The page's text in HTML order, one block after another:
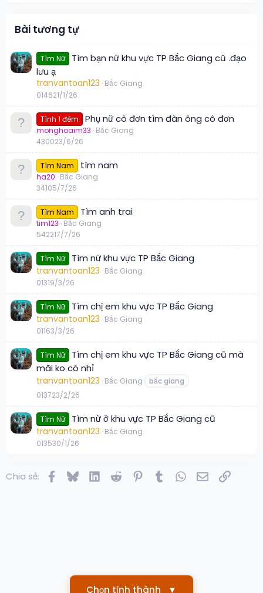
Bài tương tự
Tìm Nữ
Tìm bạn nữ khu vực TP Bắc Giang cũ .đạo
lưu ạ
tranvantoan123 Bắc Giang
014621/1/26
Tình 1 đêm Phụ nữ cô đơn tìm đàn ông cô đơn
monghoaim33 Bắc Giang
430023/6/26
Tìm Nam tìm nam
ha20 Bắc Giang
34105/7/26
Tìm Nam Tìm anh trai
tim123 Bắc Giang
542217/7/26
Tìm Nữ Tìm nữ khu vực TP Bắc Giang
tranvantoan123 Bắc Giang
01319/3/26
Tìm Nữ Tìm chị em khu vực TP Bắc Giang
tranvantoan123 Bắc Giang
01163/3/26
Tìm Nữ
Tìm chị em khu vực TP Bắc Giang cũ mà
mãi ko có nhỉ
tranvantoan123 Bắc Giang
bắc giang
013723/2/26
Tìm Nữ Tìm nữ ở khu vực TP Bắc Giang cũ
tranvantoan123 Bắc Giang
013530/1/26
Chia sẻ: Facebook
BlueskyLinkedInReddit Pinterest
Tumblr WhatsApp
EmailLink
Chọn tỉnh thành ▼